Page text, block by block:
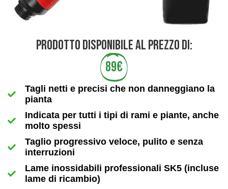
PRODOTTO DISPONIBILE AL PREZZO DI:
89€
Tagli netti e precisi che non danneggiano la
pianta
Indicata per tutti i tipi di rami e piante, anche
molto spessi
Taglio progressivo veloce, pulito e senza
interruzioni
Lame inossidabili professionali SK5 (incluse
lame di ricambio)